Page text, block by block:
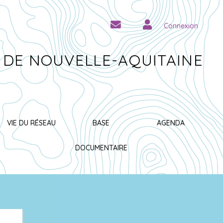
Connexion
DE NOUVELLE-AQUITAINE
VIE DU RÉSEAU BASE
DOCUMENTAIRE
AGENDA